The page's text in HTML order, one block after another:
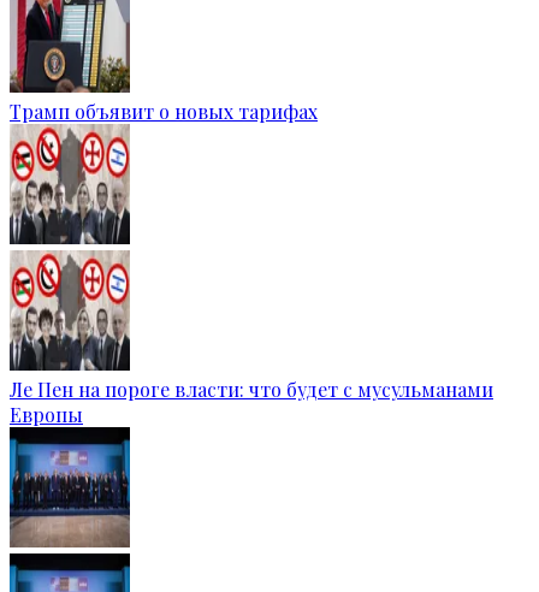
Трамп объявит о новых тарифах
Ле Пен на пороге власти: что будет с мусульманами
Европы